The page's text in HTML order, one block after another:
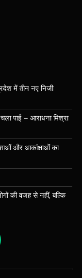
में तीन नए निजी
पाई – आराधना मिश्रा
और आकांक्षाओं का
की वजह से नहीं, बल्कि